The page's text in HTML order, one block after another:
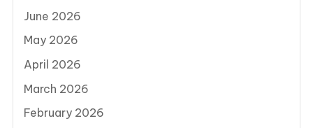
June 2026
May 2026
April 2026
March 2026
February 2026